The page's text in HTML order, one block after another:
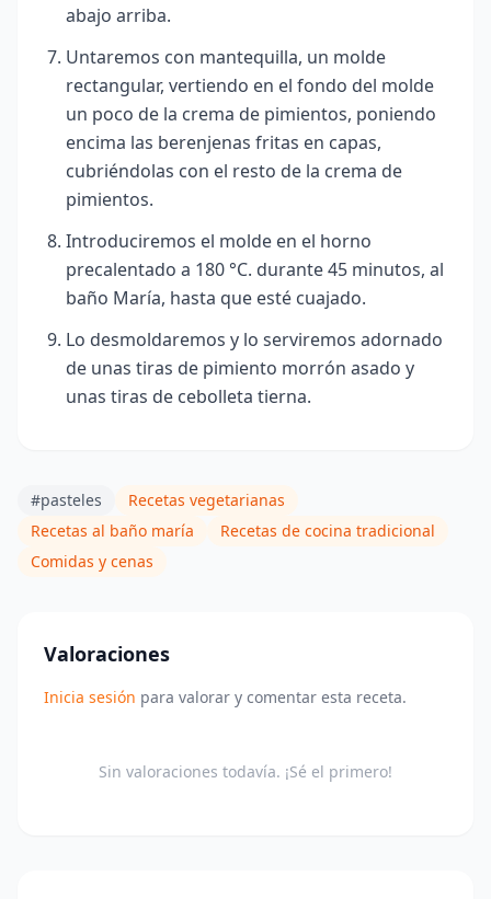
abajo arriba.
Untaremos con mantequilla, un molde
rectangular, vertiendo en el fondo del molde
un poco de la crema de pimientos, poniendo
encima las berenjenas fritas en capas,
cubriéndolas con el resto de la crema de
pimientos.
Introduciremos el molde en el horno
precalentado a 180 °C. durante 45 minutos, al
baño María, hasta que esté cuajado.
Lo desmoldaremos y lo serviremos adornado
de unas tiras de pimiento morrón asado y
unas tiras de cebolleta tierna.
#pasteles
Recetas vegetarianas
Recetas al baño maría
Recetas de cocina tradicional
Comidas y cenas
Valoraciones
Inicia sesión para valorar y comentar esta receta.
Sin valoraciones todavía. ¡Sé el primero!